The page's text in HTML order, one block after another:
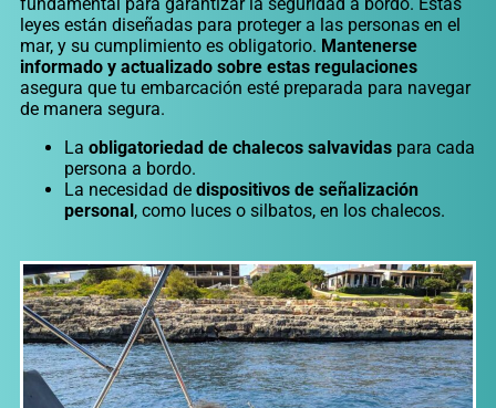
fundamental para garantizar la seguridad a bordo. Estas
leyes están diseñadas para proteger a las personas en el
mar, y su cumpl imiento es obligatorio. Mantenerse
informado y actualizado sobre estas regulaciones
asegura que tu embarcación esté preparada para navegar
de manera segura.
La obligatoriedad de chalecos salvavidas para cada
persona a bordo.
La necesidad de dispositivos de señalización
personal , como luces o silbatos, en los chalecos.